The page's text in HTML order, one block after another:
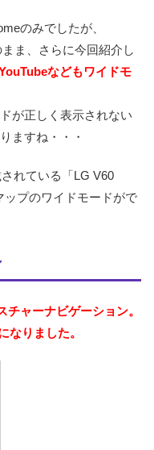
のみでしたが、
ま、さらに今回紹介し
などもワイドモ
が正しく表示されない
ますね・・・
れている「LG V60
ップのワイドモードがで
チャーナビゲーション。
なりました。